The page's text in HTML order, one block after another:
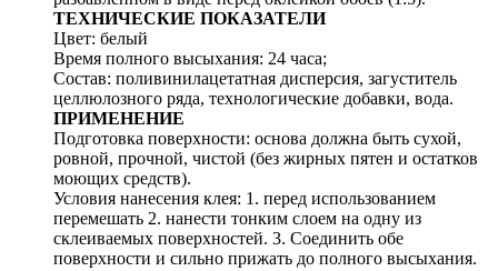
ТЕХНИЧЕСКИЕ ПОКАЗАТЕЛИ
Цвет: белый
Время полного высыхания: 24 часа;
Состав: поливинилацетатная дисперсия, загуститель
целлюлозного ряда, технологические добавки, вода.
ПРИМЕНЕНИЕ
Подготовка поверхности: основа должна быть сухой,
ровной, прочной, чистой (без жирных пятен и остатков
моющих средств).
Условия нанесения клея: 1. перед использованием
перемешать 2. нанести тонким слоем на одну из
склеиваемых поверхностей. 3. Соединить обе
поверхности и сильно прижать до полного высыхания.